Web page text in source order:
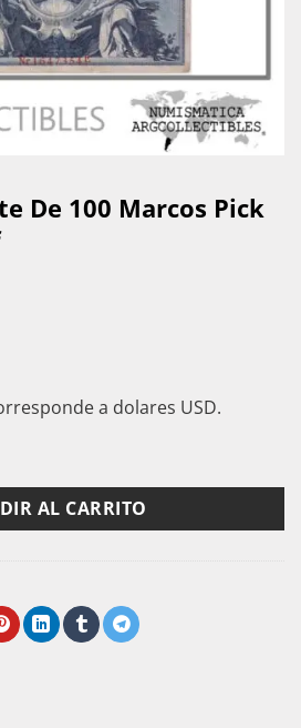
De 100 Marcos Pick
a dolares USD.
AL CARRITO